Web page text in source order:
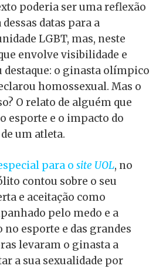
poderia ser uma reflexão
datas para a
LGBT, mas, neste
envolve visibilidade e
o ginasta olímpico
homossexual. Mas o
O relato de alguém que
esporte e o impacto do
um atleta.
para o site UOL, no
contou sobre o seu
e aceitação como
pelo medo e a
no esporte e das grandes
levaram o ginasta a
a sua sexualidade por